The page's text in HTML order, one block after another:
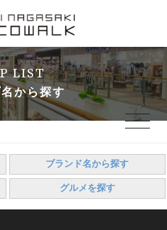
toggle
LIST
から探す
ブランド名から探す
グルメを探す